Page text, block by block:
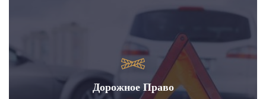
Дорожное Право